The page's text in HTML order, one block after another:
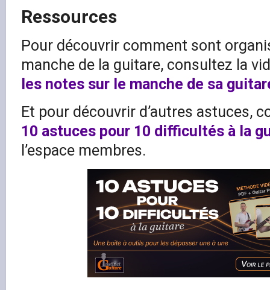
Ressources
Pour découvrir comment sont
manche de la guitare, consultez la
les notes sur le manche de sa
Et pour découvrir d’autres astuces,
10 astuces pour 10 difficultés à la
l’espace membres.